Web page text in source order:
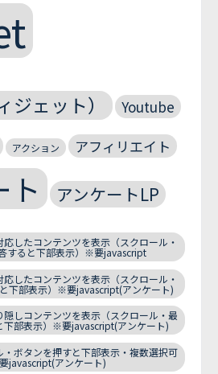
ェット）
Youtube
アクション アフィリエイト
ト アンケートLP
したコンテンツを表示（スクロール・
すると下部表示）※要javascript
したコンテンツを表示（スクロール・
下部表示）※要javascript(アンケート)
しコンテンツを表示（スクロール・最
下部表示）※要javascript(アンケート)
ボタンを押すと下部表示・複数選択可
javascript(アンケート)